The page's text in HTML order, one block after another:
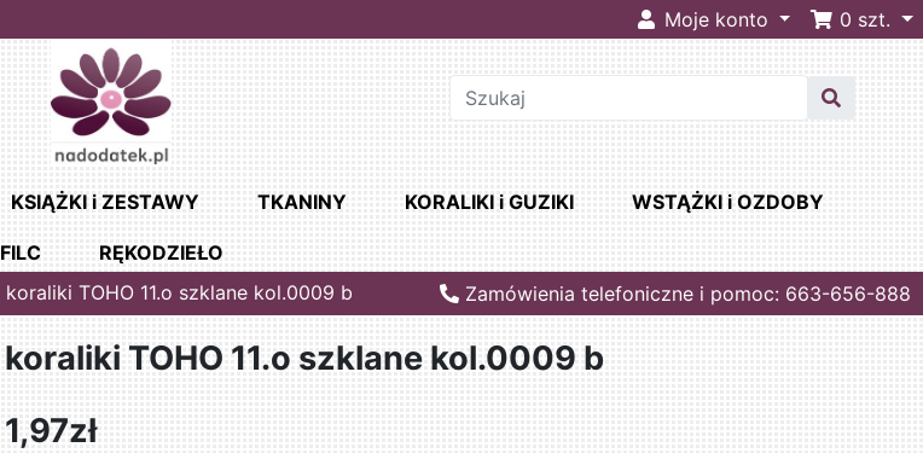
Moje konto 0 szt.
KSIĄŻKI i ZESTAWY TKANINY KORALIKI i GUZIKI WSTĄŻKI i OZDOBY
FILC
RĘKODZIEŁO
koraliki TOHO 11.o szklane kol.0009 b Zamówienia telefoniczne i pomoc: 663-656-888
koraliki TOHO 11.o szklane kol.0009 b
1,97zł